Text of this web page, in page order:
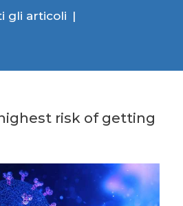
gli articoli
risk of getting